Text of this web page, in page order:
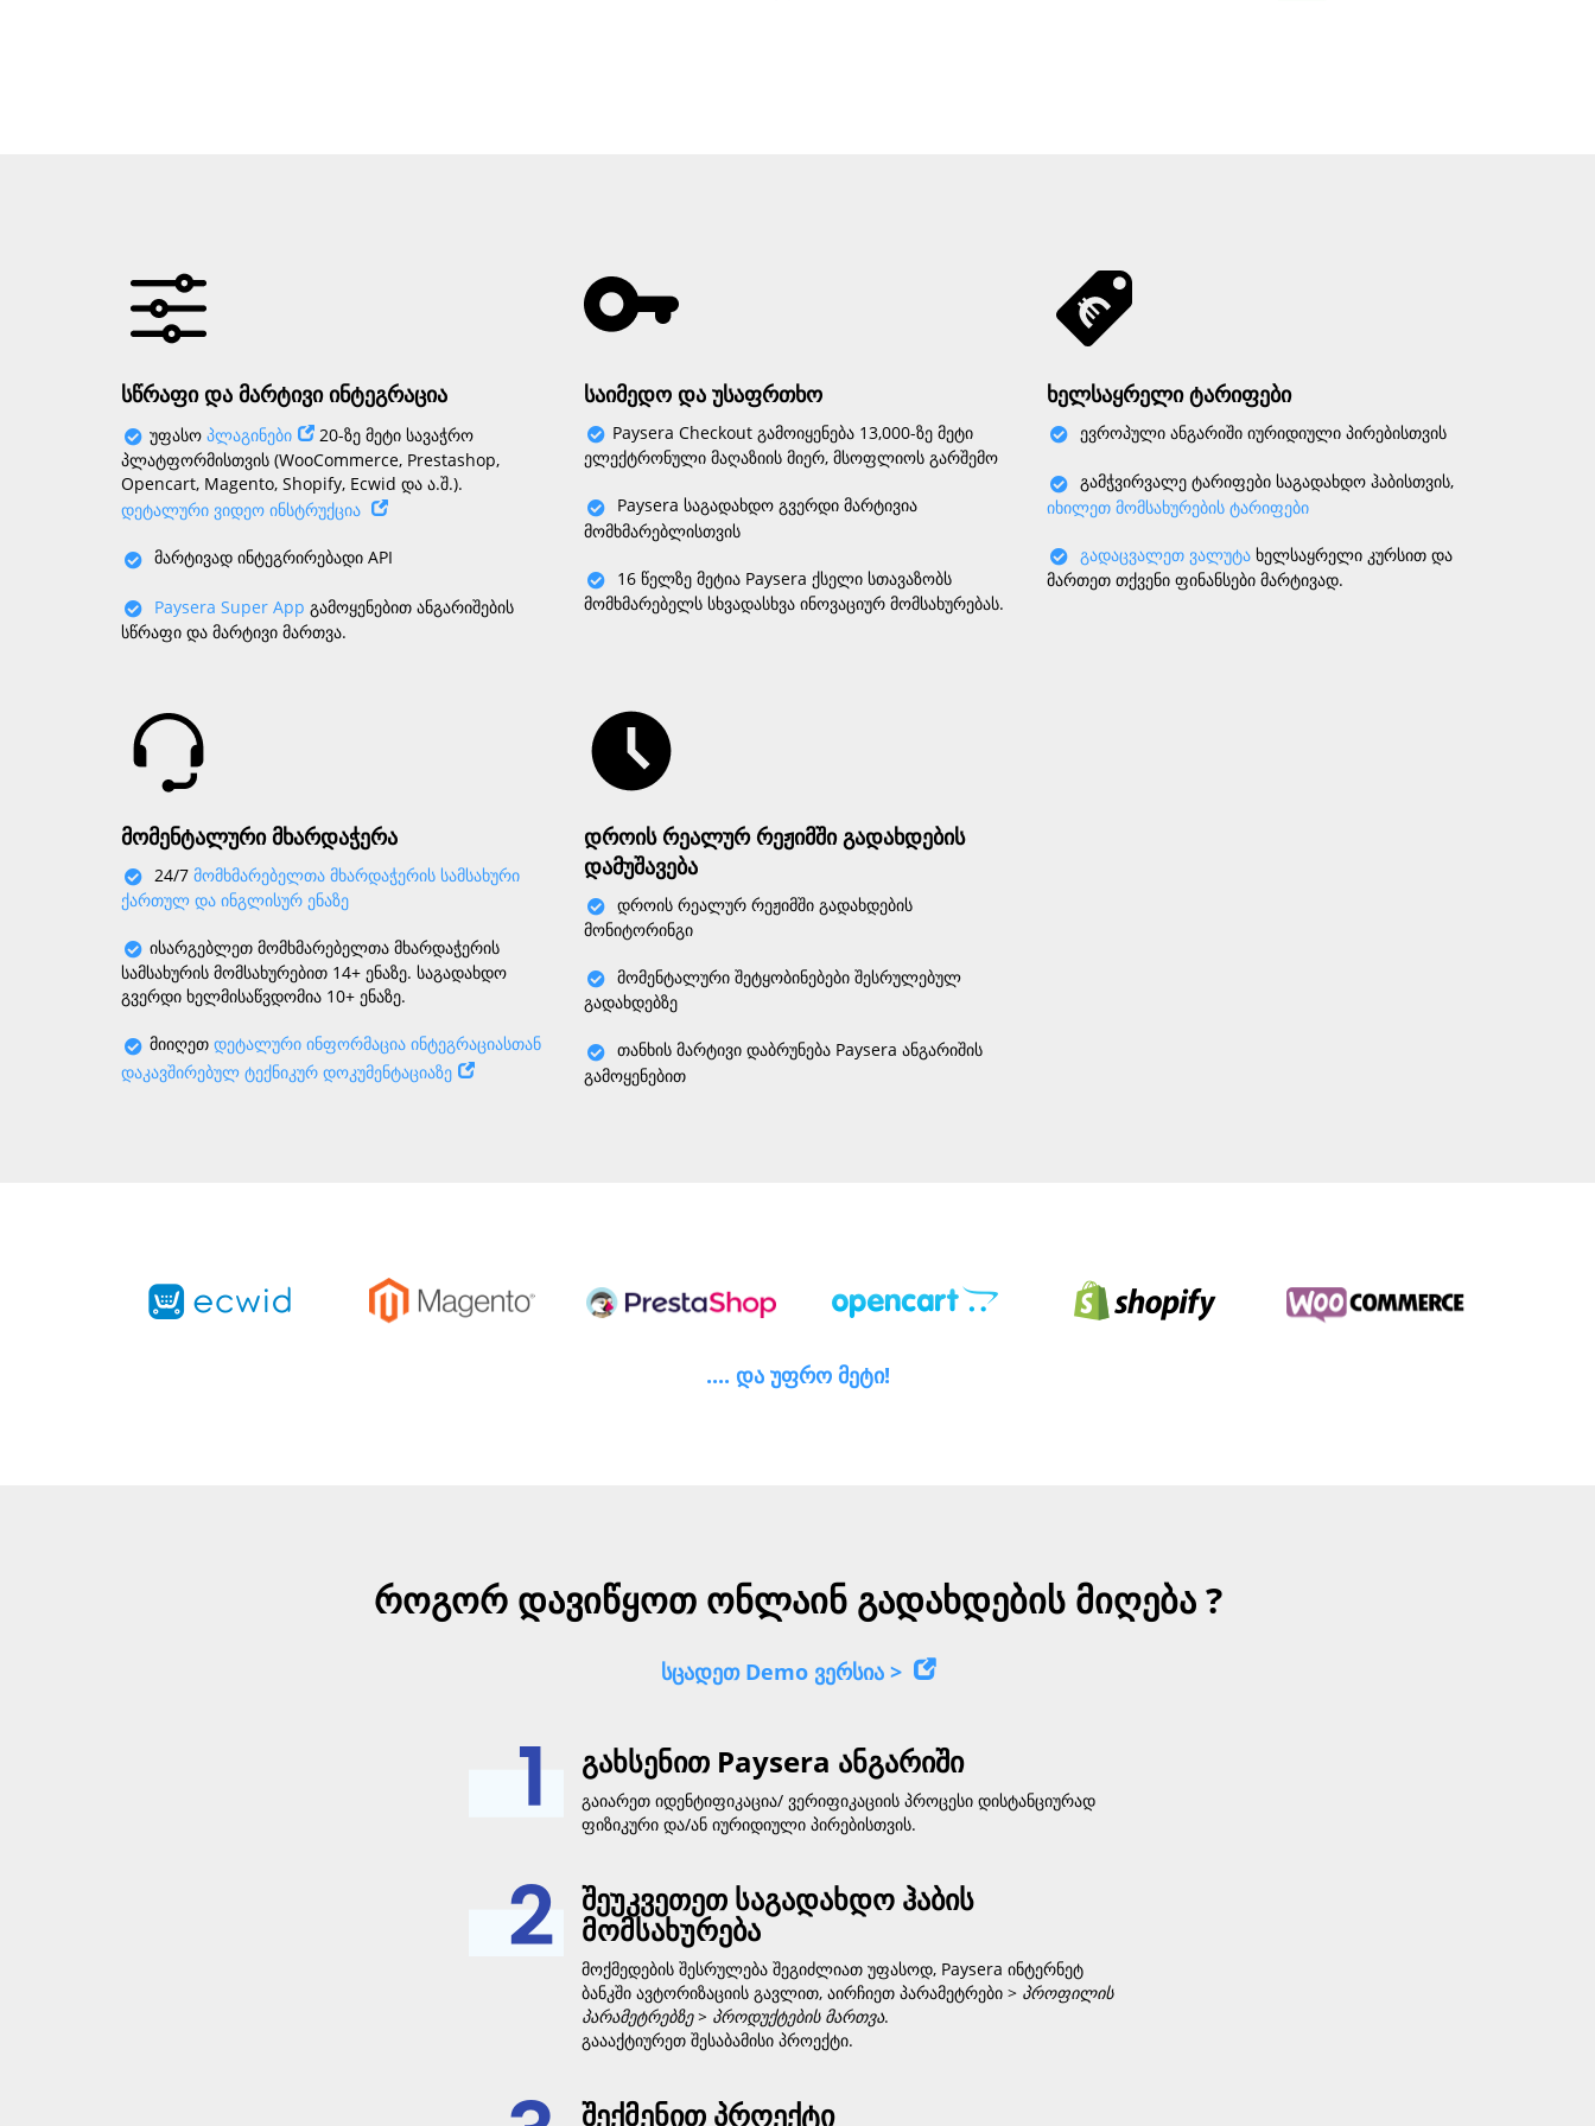
სწრაფი და მარტივი ინტეგრაცია
უფასო პლაგინები
20-ზე მეტი სავაჭრო
პლატფორმისთვის (WooCommerce, Prestashop,
Opencart, Magento, Shopify, Ecwid და ა.შ.).
დეტალური ვიდეო ინსტრუქცია
მარტივად ინტეგრირებადი API
Paysera Super App გამოყენებით ანგარიშების
სწრაფი და მარტივი მართვა.
საიმედო და უსაფრთხო
Paysera Checkout გამოიყენება 13,000-ზე მეტი
ელექტრონული მაღაზიის მიერ, მსოფლიოს გარშემო
Paysera საგადახდო გვერდი მარტივია
მომხმარებლისთვის
16 წელზე მეტია Paysera ქსელი სთავაზობს
მომხმარებელს სხვადასხვა ინოვაციურ მომსახურებას.
ხელსაყრელი ტარიფები
ევროპული ანგარიში იურიდიული პირებისთვის
გამჭვირვალე ტარიფები საგადახდო ჰაბისთვის,
იხილეთ მომსახურების ტარიფები
გადაცვალეთ ვალუტა ხელსაყრელი კურსით და
მართეთ თქვენი ფინანსები მარტივად.
მომენტალური მხარდაჭერა
24/7 მომხმარებელთა მხარდაჭერის სამსახური
ქართულ და ინგლისურ ენაზე
ისარგებლეთ მომხმარებელთა მხარდაჭერის
სამსახურის მომსახურებით 14+ ენაზე. საგადახდო
გვერდი ხელმისაწვდომია 10+ ენაზე.
მიიღეთ დეტალური ინფორმაცია ინტეგრაციასთან
დაკავშირებულ ტექნიკურ დოკუმენტაციაზე
დროის რეალურ რეჟიმში გადახდების
დამუშავება
დროის რეალურ რეჟიმში გადახდების
მონიტორინგი
მომენტალური შეტყობინებები შესრულებულ
გადახდებზე
თანხის მარტივი დაბრუნება Paysera ანგარიშის
გამოყენებით
.... და უფრო მეტი!
როგორ დავიწყოთ ონლაინ გადახდების მიღება ?
სცადეთ Demo ვერსია >
გახსენით Paysera ანგარიში
გაიარეთ იდენტიფიკაცია/ ვერიფიკაციის პროცესი დისტანციურად
ფიზიკური და/ან იურიდიული პირებისთვის.
შეუკვეთეთ საგადახდო ჰაბის
მომსახურება
მოქმედების შესრულება შეგიძლიათ უფასოდ, Paysera ინტერნეტ
ბანკში ავტორიზაციის გავლით, აირჩიეთ პარამეტრები > პროფილის
პარამეტრებზე > პროდუქტების მართვა.
გაააქტიურეთ შესაბამისი პროექტი.
შექმენით პროექტი